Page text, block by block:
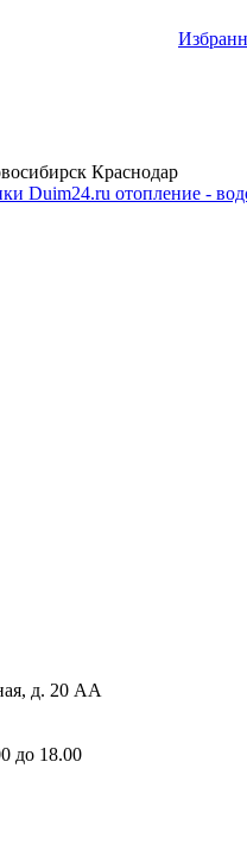
Краснодар
отопление -
д. 20 АА
до 18.00